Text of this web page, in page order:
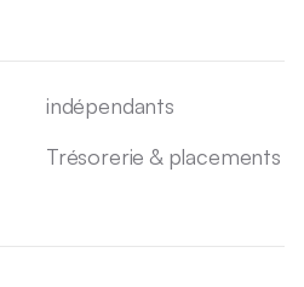
indépendants
Trésorerie & placements